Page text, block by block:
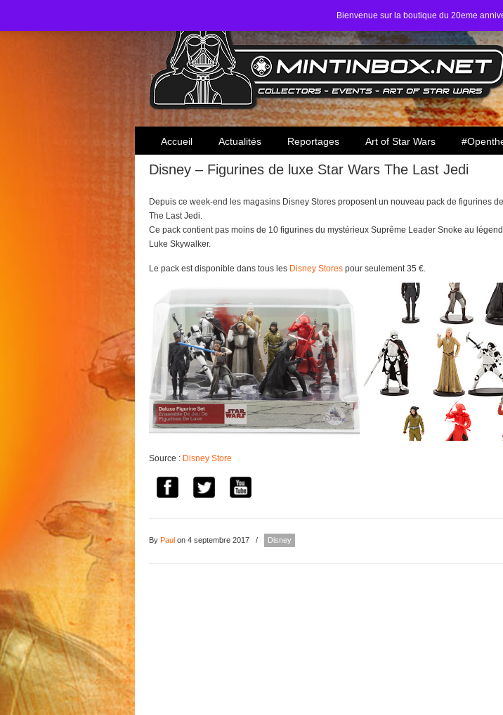
Bienvenue sur la boutique du 20eme
Toute l'actualité des collectionneurs Star Wars
Accueil Actualités Reportages Art of Star Wars
Disney – Figurines de luxe Star Wars The Last Jedi
Depuis ce week-end les magasins Disney Stores proposent un nouveau pack de figurines
The Last Jedi.
Ce pack contient pas moins de 10 figurines du mystérieux Suprême Leader Snoke au
Luke Skywalker.
Le pack est disponible dans tous les Disney Stores pour seulement 35 €.
Source : Disney Store
By Paul on 4 septembre 2017 / Disney